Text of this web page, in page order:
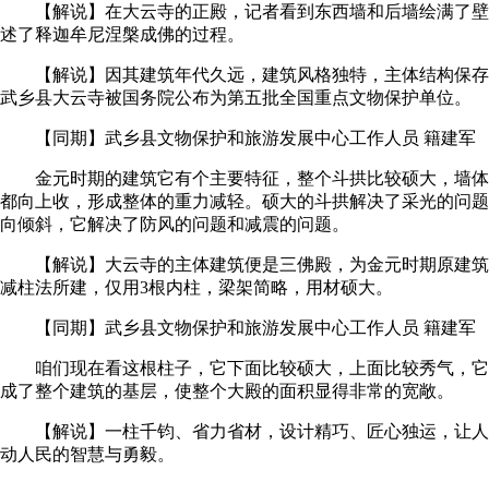
【解说】在大云寺的正殿，记者看到东西墙和后墙绘满了
述了释迦牟尼涅槃成佛的过程。
【解说】因其建筑年代久远，建筑风格独特，主体结构保存
武乡县大云寺被国务院公布为第五批全国重点文物保护单位。
【同期】武乡县文物保护和旅游发展中心工作人员 籍建军
金元时期的建筑它有个主要特征，整个斗拱比较硕大，墙
都向上收，形成整体的重力减轻。硕大的斗拱解决了采光的问
向倾斜，它解决了防风的问题和减震的问题。
【解说】大云寺的主体建筑便是三佛殿，为金元时期原建
减柱法所建，仅用3根内柱，梁架简略，用材硕大。
【同期】武乡县文物保护和旅游发展中心工作人员 籍建军
咱们现在看这根柱子，它下面比较硕大，上面比较秀气，
成了整个建筑的基层，使整个大殿的面积显得非常的宽敞。
【解说】一柱千钧、省力省材，设计精巧、匠心独运，让
动人民的智慧与勇毅。